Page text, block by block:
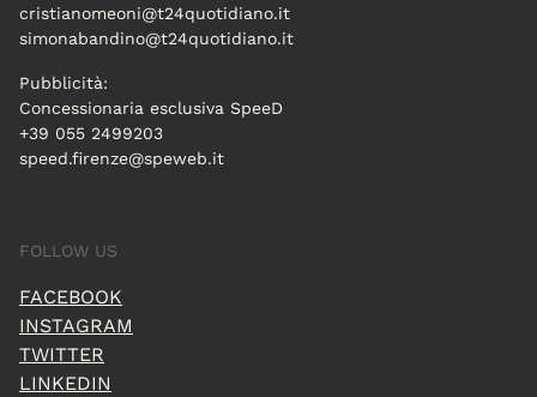
cristianomeoni@t24quotidiano.it
simonabandino@t24quotidiano.it
Pubblicità:
Concessionaria esclusiva SpeeD
+39 055 2499203
speed.firenze@speweb.it
FOLLOW US
FACEBOOK
INSTAGRAM
TWITTER
LINKEDIN